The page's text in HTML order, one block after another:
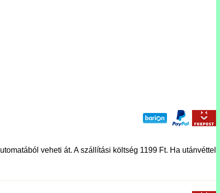
veheti át. A szállítási költség 1199 Ft. Ha utánvéttel